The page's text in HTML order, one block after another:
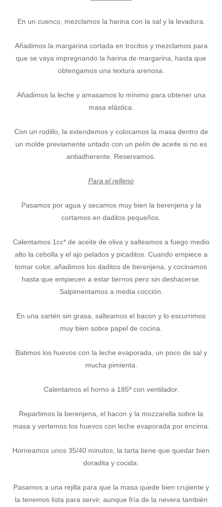
En un cuenco, mezclamos la harina con la sal y la levadura.
Añadimos la margarina cortada en trocitos y mezclamos para
que se vaya impregnando la harina de margarina, hasta que
obtengamos una textura arenosa.
Añadimos la leche y amasamos lo mínimo para obtener una
masa elástica.
Con un rodillo, la extendemos y colocamos la masa dentro de
un molde previamente untado con un pelín de aceite si no es
antiadherente. Reservamos.
Para el relleno
Pasamos por agua y secamos muy bien la berenjena y la
cortamos en daditos pequeños.
Calentamos 1cc* de aceite de oliva y salteamos a fuego medio
alto la cebolla y el ajo pelados y picaditos. Cuando empiece a
tomar color, añadimos los daditos de berenjena, y cocinamos
hasta que empiecen a estar tiernos pero sin deshacerse.
Salpimentamos a media cocción.
En una sartén sin grasa, salteamos el bacon y lo escurrimos
muy bien sobre papel de cocina.
Batimos los huevos con la leche evaporada, un poco de sal y
mucha pimienta.
Calentamos el horno a 185º con ventilador.
Repartimos la berenjena, el bacon y la mozzarella sobre la
masa y vertemos los huevos con leche evaporada por encima.
Horneamos unos 35/40 minutos, la tarta tiene que quedar bien
doradita y cocida.
Pasamos a una rejilla para que la masa quede bien crujiente y
la tenemos lista para servir, aunque fría de la nevera también